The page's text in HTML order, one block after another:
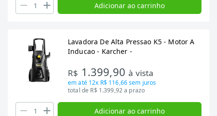
Adicionar ao carrinho
Lavadora De Alta Pressao K5 - Motor A
Inducao - Karcher -
R$ 1.399,90à vista
em até 12x R$ 116,66sem juros
total de R$ 1.399,92 a prazo
Adicionar ao carrinho